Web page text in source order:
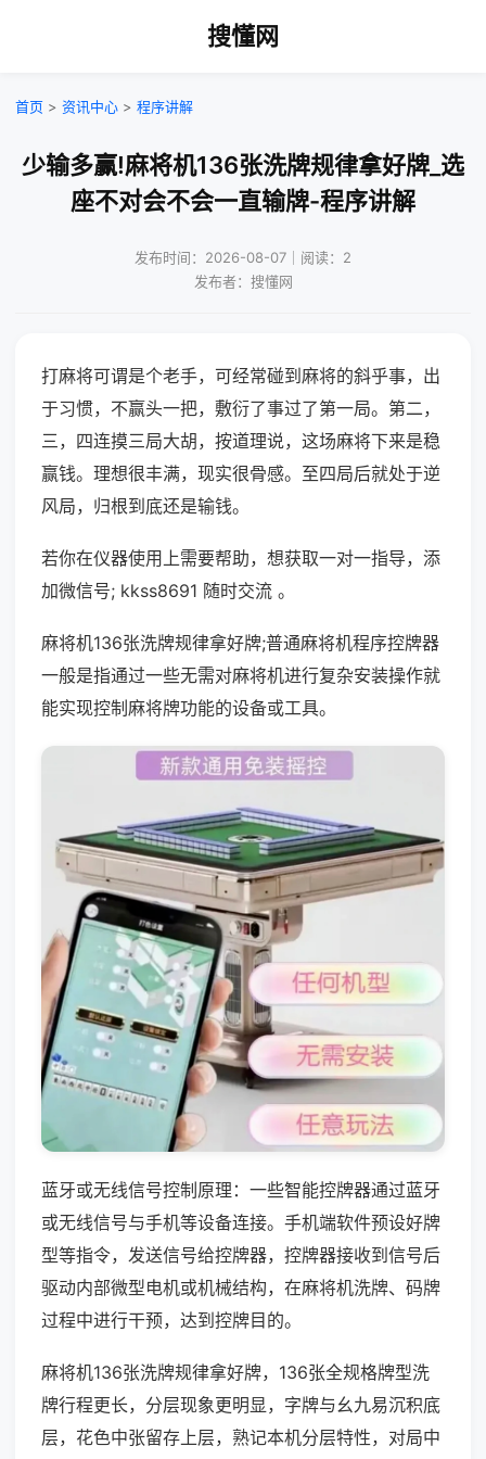
搜懂网
首页 > 资讯中心 > 程序讲解
少输多赢!麻将机136张洗牌规律拿好牌_选
座不对会不会一直输牌-程序讲解
发布时间：2026-08-07｜阅读：2
发布者：搜懂网
打麻将可谓是个老手，可经常碰到麻将的斜乎事，出
于习惯，不赢头一把，敷衍了事过了第一局。第二，
三，四连摸三局大胡，按道理说，这场麻将下来是稳
赢钱。理想很丰满，现实很骨感。至四局后就处于逆
风局，归根到底还是输钱。
若你在仪器使用上需要帮助，想获取一对一指导，添
加微信号; kkss8691 随时交流 。
麻将机136张洗牌规律拿好牌;普通麻将机程序控牌器
一般是指通过一些无需对麻将机进行复杂安装操作就
能实现控制麻将牌功能的设备或工具。
蓝牙或无线信号控制原理：一些智能控牌器通过蓝牙
或无线信号与手机等设备连接。手机端软件预设好牌
型等指令，发送信号给控牌器，控牌器接收到信号后
驱动内部微型电机或机械结构，在麻将机洗牌、码牌
过程中进行干预，达到控牌目的。
麻将机136张洗牌规律拿好牌，136张全规格牌型洗
牌行程更长，分层现象更明显，字牌与幺九易沉积底
层，花色中张留存上层，熟记本机分层特性，对局中